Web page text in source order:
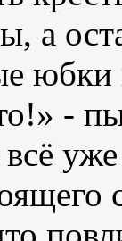
а
юбки
-